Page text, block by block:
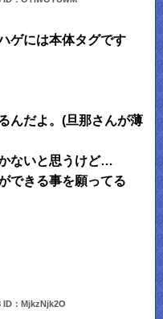
ゲには本体タグです
んだよ。(旦那さんが薄
ないと思うけど…
できる事を願ってる
ID：MjkzNjk2O